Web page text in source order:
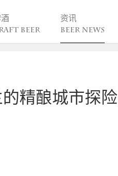
BEER
资讯
BEER NEWS
行业新闻
行业故事
精酿城市探